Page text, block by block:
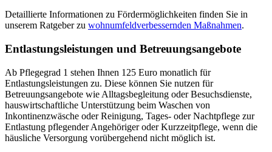
Detaillierte Informationen zu Fördermöglichkeiten finden Sie in
unserem Ratgeber zu wohnumfeldverbessernden Maßnahmen.
Entlastungsleistungen und Betreuungsangebote
Ab Pflegegrad 1 stehen Ihnen 125 Euro monatlich für
Entlastungsleistungen zu. Diese können Sie nutzen für
Betreuungsangebote wie Alltagsbegleitung oder Besuchsdienste,
hauswirtschaftliche Unterstützung beim Waschen von
Inkontinenzwäsche oder Reinigung, Tages- oder Nachtpflege zur
Entlastung pflegender Angehöriger oder Kurzzeitpflege, wenn die
häusliche Versorgung vorübergehend nicht möglich ist.